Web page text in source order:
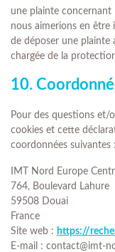
une plainte
nous aimerions en être
de déposer une plainte
chargée de la
10.
Pour des questions et/
cookies et cette
coordonnées suivantes :
IMT Nord Europe
764, Boulevard Lahure
59508 Douai
France
Site web : https://
E-mail : contact@imt-